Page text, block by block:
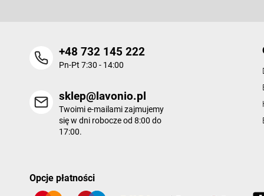
+48 732 145 222
Pn-Pt 7:30 - 14:00
sklep@lavonio.pl
Twoimi e-mailami zajmujemy
się w dni robocze od 8:00 do
17:00.
Opcje płatności